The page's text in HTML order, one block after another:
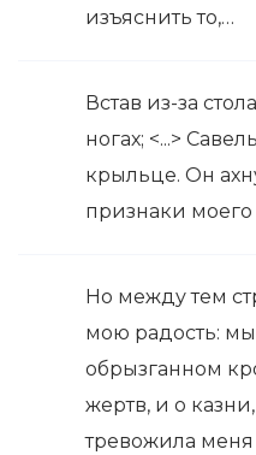
изъяснить то,…
Встав из-за
ногах; <...>
крыльце. Он
признаки
Но между тем
мою радость:
обрызганном
жертв, и о
тревожила